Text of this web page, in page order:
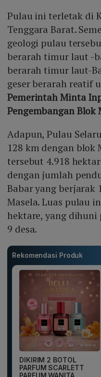
Pulau ini terletak di
Tenggara Barat.
geologi pulau
berarah timur laut -
berarah timur laut-
geser berarah reatif
Pemerintah Minta
Pengembangan Blok
Adapun, Pulau
128 km dengan blok
tersebut 4.918
dengan jumlah
Babar yang berjarak
Masela. Luas pulau
hektare, yang dihuni
9 desa.
Rekomendasi Produk
DIKIRIM 2 BOTOL
PARFUM SCARLETT